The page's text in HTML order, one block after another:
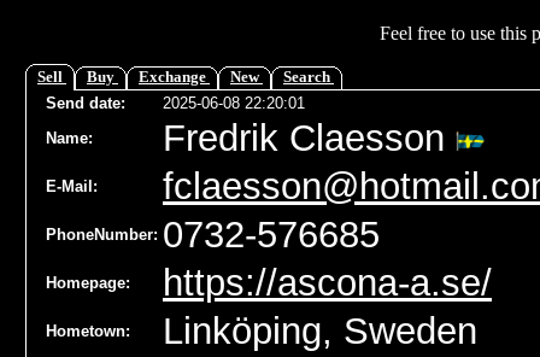
Feel free to use this
Sell Buy Exchange New
Search
Send date:
2025-06-08 22:20:01
Name: Fredrik Claesson
E-Mail:
PhoneNumber: 0732-576685
Homepage: https://ascona-a.se/
Hometown: Linköping, Sweden